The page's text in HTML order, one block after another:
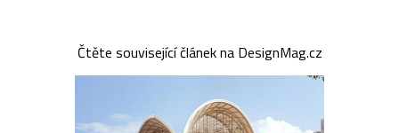
Čtěte související článek na DesignMag.cz